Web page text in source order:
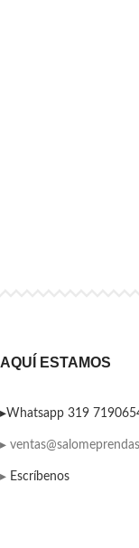
AQUÍ ESTAMOS
▸Whatsapp 319
▸
▸ Escríbenos